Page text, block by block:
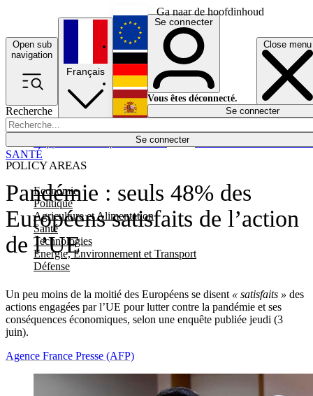
Ga naar de hoofdinhoud
Open sub
navigation
Close menu
Recherche
Se connecter
POLICY AREAS
Economie
Politique
Agriculture et Alimentation
Santé
Technologies
Energie, Environnement et Transport
Défense
Économie
Français
English
Deutsch
Español
Se connecter
Vous êtes déconnecté.
Se connecter
Pandémie : seuls 48% des
Européens satisfaits de l’action
de l’UE
Un peu moins de la moitié des Européens se disent « satisfaits » des
actions engagées par l’UE pour lutter contre la pandémie et ses
conséquences économiques, selon une enquête publiée jeudi (3
juin).
SANTÉ
Agence France Presse (AFP)